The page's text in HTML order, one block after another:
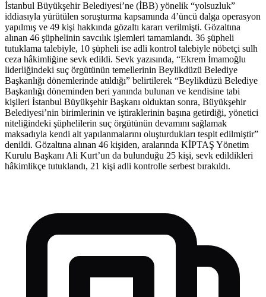
İstanbul Büyükşehir Belediyesi’ne (İBB) yönelik “yolsuzluk”
iddiasıyla yürütülen soruşturma kapsamında 4’üncü dalga operasyon
yapılmış ve 49 kişi hakkında gözaltı kararı verilmişti. Gözaltına
alınan 46 şüphelinin savcılık işlemleri tamamlandı. 36 şüpheli
tutuklama talebiyle, 10 şüpheli ise adli kontrol talebiyle nöbetçi sulh
ceza hâkimliğine sevk edildi. Sevk yazısında, “Ekrem İmamoğlu
liderliğindeki suç örgütünün temellerinin Beylikdüzü Belediye
Başkanlığı dönemlerinde atıldığı” belirtilerek “Beylikdüzü Belediye
Başkanlığı döneminden beri yanında bulunan ve kendisine tabi
kişileri İstanbul Büyükşehir Başkanı olduktan sonra, Büyükşehir
Belediyesi’nin birimlerinin ve iştiraklerinin başına getirdiği, yönetici
niteliğindeki şüphelilerin suç örgütünün devamını sağlamak
maksadıyla kendi alt yapılanmalarını oluşturdukları tespit edilmiştir”
denildi. Gözaltına alınan 46 kişiden, aralarında KİPTAŞ Yönetim
Kurulu Başkanı Ali Kurt’un da bulunduğu 25 kişi, sevk edildikleri
hâkimlikçe tutuklandı, 21 kişi adli kontrolle serbest bırakıldı.